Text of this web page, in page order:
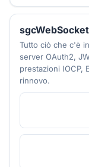
Tutto ciò che c'è
server OAuth2,
prestazioni IOCP,
rinnovo.